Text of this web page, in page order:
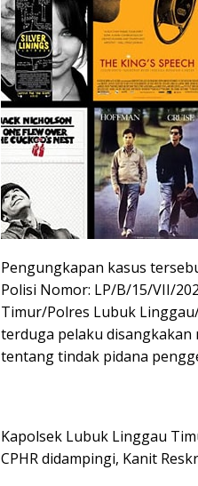
Pengungkapan kasus
Polisi Nomor: LP/B/15/VII/
Timur/Polres Lubuk
terduga pelaku disangkakan
tentang tindak pidana
Kapolsek Lubuk Linggau
CPHR didampingi, Kanit